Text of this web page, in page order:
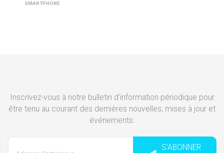
SMARTPHONE
Inscrivez-vous à notre bulletin d'information périodique pour
être tenu au courant des dernières nouvelles, mises à jour et
événements.
S'ABONNER